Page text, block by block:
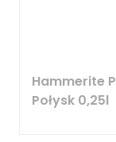
Hammerite
Połysk 0,25l